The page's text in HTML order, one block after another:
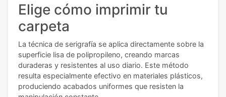
Elige cómo imprimir tu
carpeta
La técnica de serigrafía se aplica directamente sobre la
superficie lisa de polipropileno, creando marcas
duraderas y resistentes al uso diario. Este método
resulta especialmente efectivo en materiales plásticos,
produciendo acabados uniformes que resisten la